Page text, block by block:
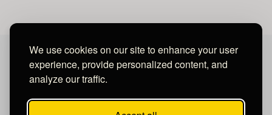
We use cookies on our site to enhance your user
experience, provide personalized content, and
analyze our traffic.
MAYA MEDIA GROUP
Ubicados en Tegucigalpa - Honduras.